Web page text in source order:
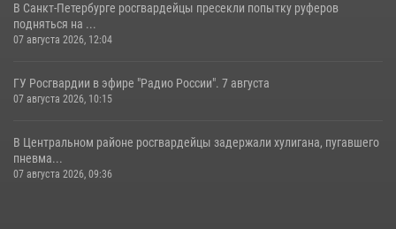
В Санкт-Петербурге росгвардейцы пресекли попытку руферов
подняться на ...
07 августа 2026, 12:04
ГУ Росгвардии в эфире "Радио России". 7 августа
07 августа 2026, 10:15
В Центральном районе росгвардейцы задержали хулигана, пугавшего
пневма...
07 августа 2026, 09:36